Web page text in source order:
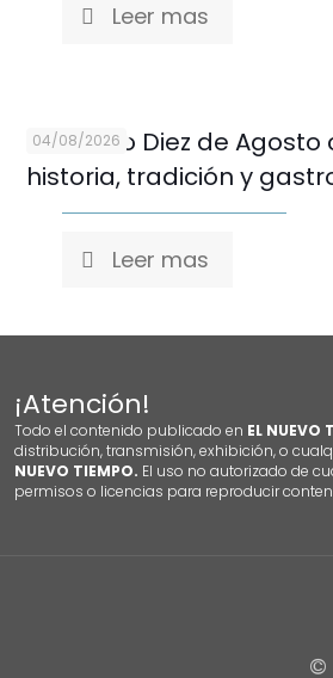
Leer mas
04/08/2026
Mercado Diez de
historia, tradición y
Leer mas
¡Atención!
Todo el contenido publicado en EL NUEVO
distribución, transmisión, exhibición, o
NUEVO TIEMPO. El uso no autorizado de
permisos o licencias para reproducir
©